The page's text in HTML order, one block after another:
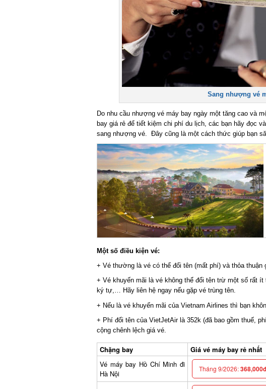
Sang nhượng vé
Do nhu cầu nhượng vé máy bay ngày một tăng cao và
bay giá rẻ để tiết kiệm chi phí du lịch, các bạn hãy đọc
sang nhượng vé. Đây cũng là một cách thức giúp bạn
Một số điều kiện vé:
+ Vé thường là vé có thể đổi tên (mất phí) và thỏa thuận
+ Vé khuyến mãi là vé không thể đổi tên trừ một số rất ít
ký tự,… Hãy liên hệ ngay nếu gặp vé trùng tên.
+ Nếu là vé khuyến mãi của Vietnam Airlines thì bạn
+ Phí đổi tên của VietJetAir là 352k (đã bao gồm thuế,
cộng chênh lệch giá vé.
Chặng bay
Giá vé máy bay rẻ nhất
Vé máy bay Hồ Chí Minh đi
Hà Nội
Tháng 9/2026:368,000đ